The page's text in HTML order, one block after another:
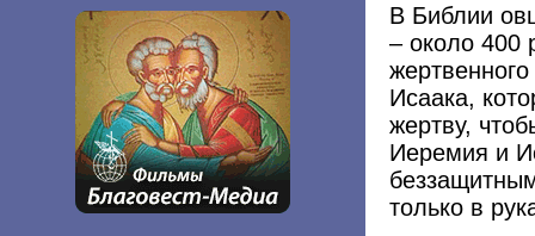
В Библии
– около 400
Исаака,
жертву,
Иеремия и
только в